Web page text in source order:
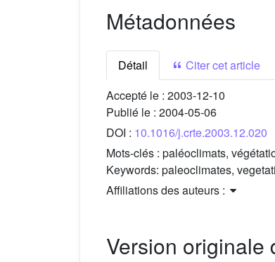
Métadonnées
Détail
Citer cet article
Accepté le : 2003-12-10
Publié le : 2004-05-06
DOI : 10.1016/j.crte.2003.12.020
Mots-clés : paléoclimats,
Keywords: paleoclimates,
Affiliations des auteurs :
Version originale